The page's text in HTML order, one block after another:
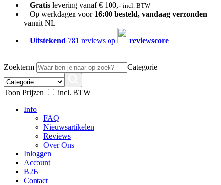
Gratislevering vanaf € 100,- incl. BTW
Op werkdagen voor 16:00 besteld, vandaag verzonden
vanuit NL
Uitstekend 781 reviews op reviewscore
Zoekterm Categorie
Toon Prijzen
incl. BTW
Info
FAQ
Nieuwsartikelen
Reviews
Over Ons
Inloggen
Account
B2B
Contact